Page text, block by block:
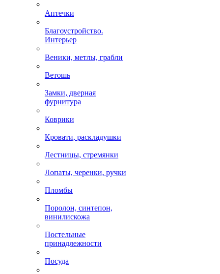
Аптечки
Благоустройство.
Интерьер
Веники, метлы, грабли
Ветошь
Замки, дверная
фурнитура
Коврики
Кровати, раскладушки
Лестницы, стремянки
Лопаты, черенки, ручки
Пломбы
Поролон, синтепон,
винилискожа
Постельные
принадлежности
Посуда